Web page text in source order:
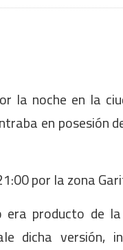
la noche en la
en posesión
por la zona
era producto de
dicha